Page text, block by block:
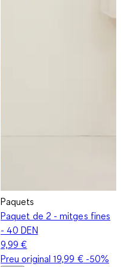
Paquets
Paquet de 2 - mitges fines
- 40 DEN
9,99 €
Preu original19,99 €-50%